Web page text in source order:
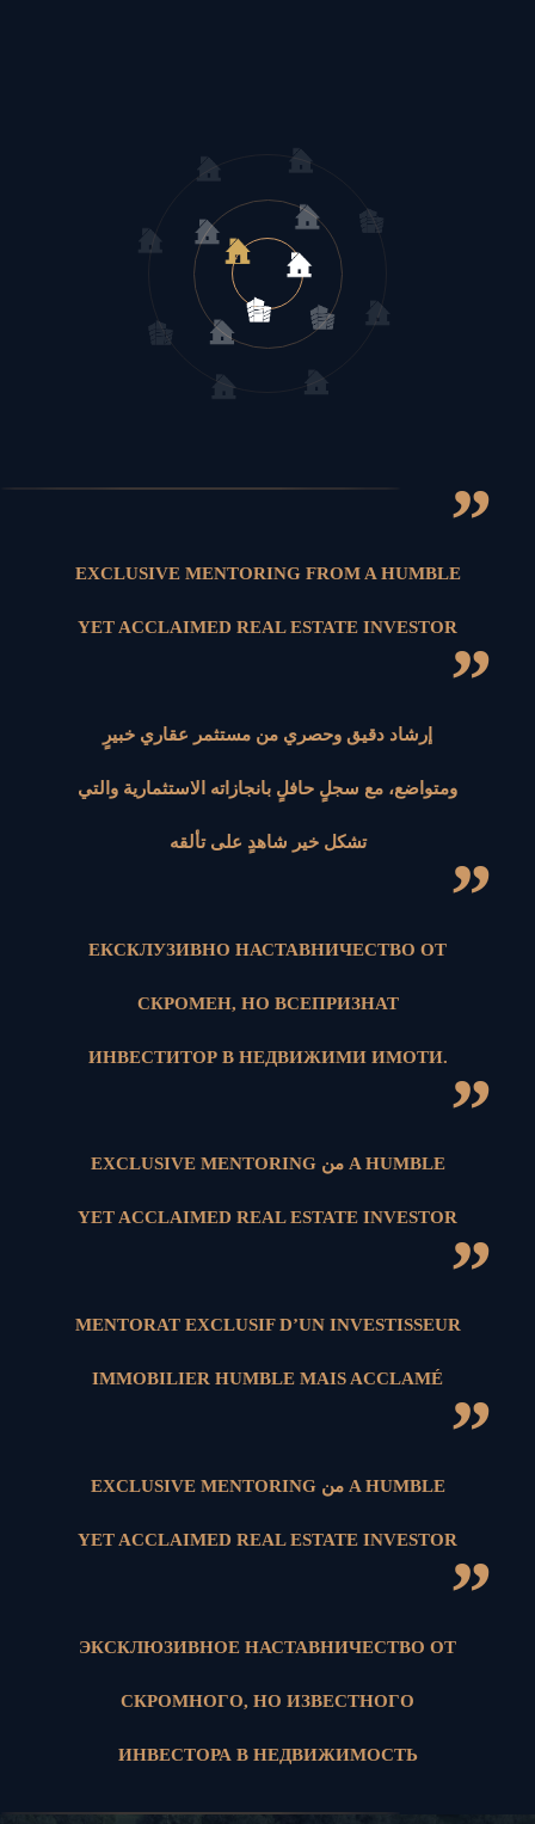
”
EXCLUSIVE MENTORING FROM A HUMBLE
YET ACCLAIMED REAL ESTATE INVESTOR
”
إرشاد دقيق وحصري من مستثمر عقاري خبيرٍ
ومتواضع، مع سجلٍ حافلٍ بانجازاته الاستثمارية والتي
تشكل خير شاهدٍ على تألقه
”
ЕКСКЛУЗИВНО НАСТАВНИЧЕСТВО ОТ
СКРОМЕН, НО ВСЕПРИЗНАТ
ИНВЕСТИТОР В НЕДВИЖИМИ ИМОТИ.
”
EXCLUSIVE MENTORING من A HUMBLE
YET ACCLAIMED REAL ESTATE INVESTOR
”
MENTORAT EXCLUSIF D’UN INVESTISSEUR
IMMOBILIER HUMBLE MAIS ACCLAMÉ
”
EXCLUSIVE MENTORING من A HUMBLE
YET ACCLAIMED REAL ESTATE INVESTOR
”
ЭКСКЛЮЗИВНОЕ НАСТАВНИЧЕСТВО ОТ
СКРОМНОГО, НО ИЗВЕСТНОГО
ИНВЕСТОРА В НЕДВИЖИМОСТЬ